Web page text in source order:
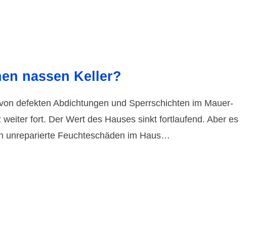
nassen Keller?
defek­ten Abdich­tungen und Sperr­schich­ten im Mauer­
fort. Der Wert des Hauses sinkt fort­lau­fend. Aber es
unre­parierte Feuchte­schäden im Haus…